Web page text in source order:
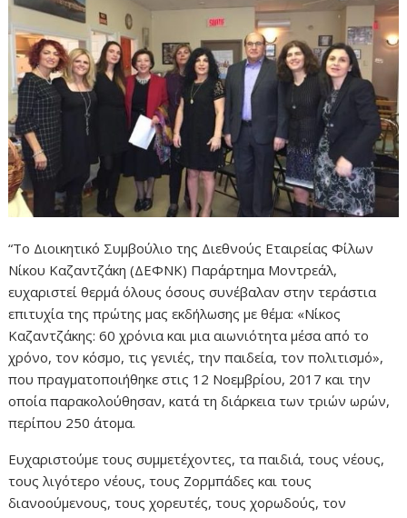
“Το Διοικητικό Συμβούλιο της Διεθνούς Εταιρείας Φίλων
Νίκου Καζαντζάκη (ΔΕΦΝΚ) Παράρτημα Μοντρεάλ,
ευχαριστεί θερμά όλους όσους συνέβαλαν στην τεράστια
επιτυχία της πρώτης μας εκδήλωσης με θέμα: «Νίκος
Καζαντζάκης: 60 χρόνια και μια αιωνιότητα μέσα από το
χρόνο, τον κόσμο, τις γενιές, την παιδεία, τον πολιτισμό»,
που πραγματοποιήθηκε στις 12 Νοεμβρίου, 2017 και την
οποία παρακολούθησαν, κατά τη διάρκεια των τριών ωρών,
περίπου 250 άτομα.
Ευχαριστούμε τους συμμετέχοντες, τα παιδιά, τους νέους,
τους λιγότερο νέους, τους Ζορμπάδες και τους
διανοούμενους, τους χορευτές, τους χορωδούς, τον